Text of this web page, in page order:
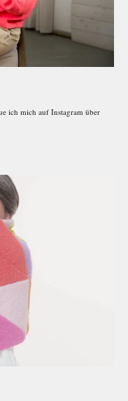
ich mich auf Instagram über